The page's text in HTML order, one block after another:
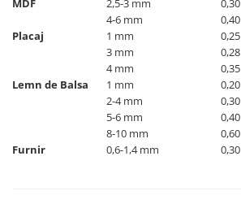
MDF 2,5-3 mm
0,30
4-6 mm
0,40
Placaj
1 mm
0,25
3 mm
0,28
4 mm
0,35
Lemn de Balsa
1 mm
0,20
2-4 mm
0,30
5-6 mm
0,40
8-10 mm
0,60
Furnir
0,6-1,4 mm 0,30